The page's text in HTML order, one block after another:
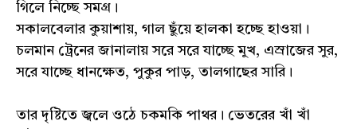
গিলে নিচ্ছে সমগ্র।
সকালবেলার কুয়াশায়, গাল ছুঁয়ে হালকা হচ্ছে হাওয়া।
চলমান ট্রেনের জানালায় সরে সরে যাচ্ছে মুখ, এস্রাজের সুর,
সরে যাচ্ছে ধানক্ষেত, পুকুর পাড়, তালগাছের সারি।
তার দৃষ্টিতে জ্বলে ওঠে চকমকি পাথর। ভেতরের খাঁ খাঁ